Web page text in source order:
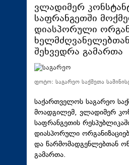
მსოფლიო
ჯანდაცვა
საზოგადოება
კულტურა
სპორტი
ტექნოლოგიები
ვლადიმერ
საფრანგეთში
დიასპორული
შეხვედრა გამართა
ფოტო: საგარეო საქმეთა
საქართველოს საგარეო
მოადგილემ, ვლადიმერ
საფრანგეთის
დიასპორული
და წარმომადგენლებთან
გამართა.